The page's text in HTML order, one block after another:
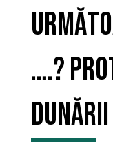
….?
Dunării